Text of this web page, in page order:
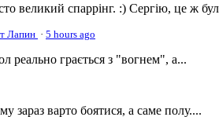
великий спаррінг. :) Сергію, це ж
Лапин · 5 hours ago
реально грається з "вогнем", а...
зараз варто боятися, а саме полу....